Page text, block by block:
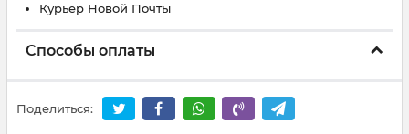
Курьер Новой Почты
Способы оплаты
Поделиться: